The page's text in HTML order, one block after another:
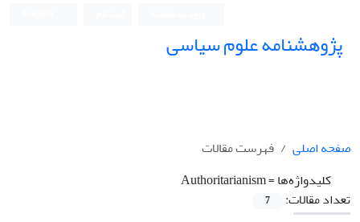
پژوهشنامه علوم سیاسی
صفحه اصلی
فهرست مقالات
کلیدواژه‌ها =Authoritarianism
تعداد مقالات:
7